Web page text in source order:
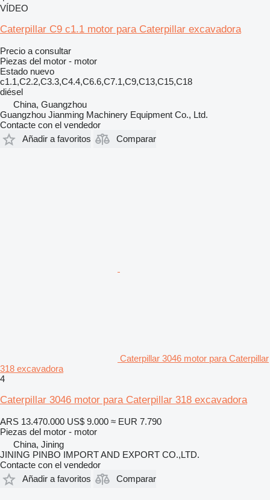
VÍDEO
Caterpillar C9 c1.1 motor para Caterpillar excavadora
Precio a consultar
Piezas del motor - motor
Estado nuevo
c1.1,C2.2,C3.3,C4.4,C6.6,C7.1,C9,C13,C15,C18
diésel
China, Guangzhou
Guangzhou Jianming Machinery Equipment Co., Ltd.
Contacte con el vendedor
Añadir a favoritos
Comparar
Caterpillar 3046 motor para Caterpillar
318 excavadora
4
Caterpillar 3046 motor para Caterpillar 318 excavadora
ARS 13.470.000 US$ 9.000 ≈ EUR 7.790
Piezas del motor - motor
China, Jining
JINING PINBO IMPORT AND EXPORT CO.,LTD.
Contacte con el vendedor
Añadir a favoritos
Comparar